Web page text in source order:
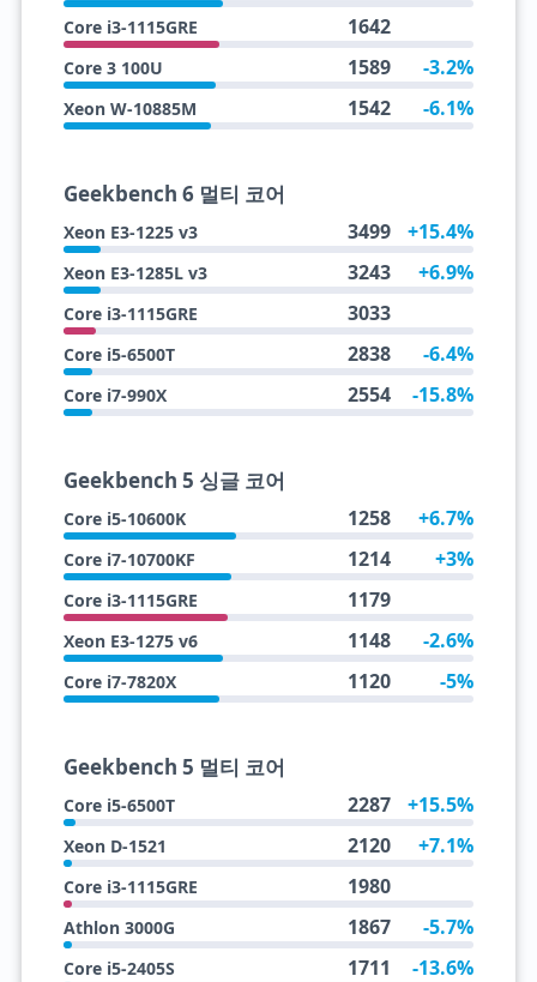
Core i3-1115GRE 1642
Core 3 100U 1589 -3.2%
Xeon W-10885M 1542 -6.1%
Geekbench 6 멀티 코어
Xeon E3-1225 v3 3499 +15.4%
Xeon E3-1285L v3 3243 +6.9%
Core i3-1115GRE 3033
Core i5-6500T 2838 -6.4%
Core i7-990X 2554 -15.8%
Geekbench 5 싱글 코어
Core i5-10600K 1258 +6.7%
Core i7-10700KF 1214 +3%
Core i3-1115GRE 1179
Xeon E3-1275 v6 1148 -2.6%
Core i7-7820X 1120 -5%
Geekbench 5 멀티 코어
Core i5-6500T 2287 +15.5%
Xeon D-1521 2120 +7.1%
Core i3-1115GRE 1980
Athlon 3000G 1867 -5.7%
Core i5-2405S 1711 -13.6%